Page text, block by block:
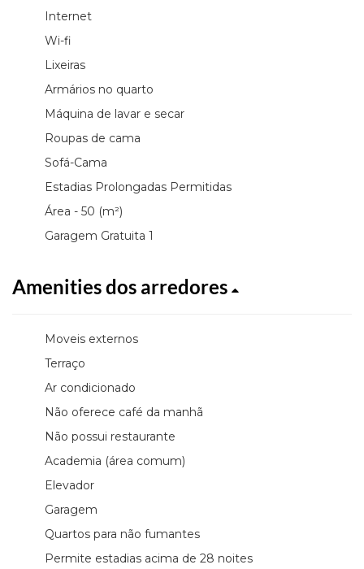
Internet
Wi-fi
Lixeiras
Armários no quarto
Máquina de lavar e secar
Roupas de cama
Sofá-Cama
Estadias Prolongadas Permitidas
Área - 50 (m²)
Garagem Gratuita 1
Amenities dos arredores
Moveis externos
Terraço
Ar condicionado
Não oferece café da manhã
Não possui restaurante
Academia (área comum)
Elevador
Garagem
Quartos para não fumantes
Permite estadias acima de 28 noites